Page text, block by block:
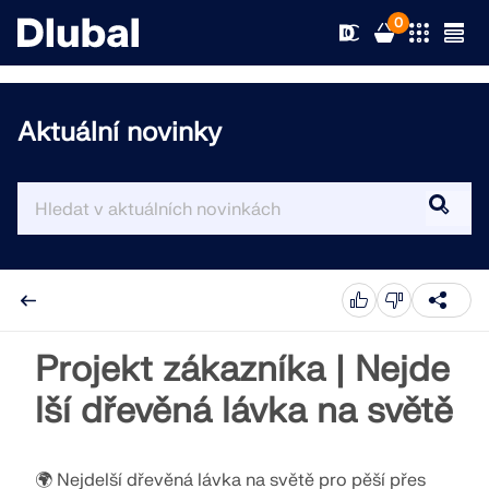
0
Řešení
Odvětví
Oblasti použití
Normy
Online služby
Produkty
Jediný program pro statické výpočty, který
potřebujete
Podpora
Podpora
Školení
Servis
Novinky
Novinky
Školení
Zdroje
Stáhnout plnou verzi
Vzdělávání
Aktuální novinky
Projekt zákazníka | Nejde
lší dřevěná lávka na světě
🌍 Nejdelší dřevěná lávka na světě pro pěší přes